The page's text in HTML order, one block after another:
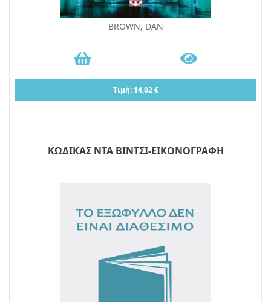
BROWN, DAN
Τιμή: 14,02 €
ΚΩΔΙΚΑΣ ΝΤΑ ΒΙΝΤΣΙ-ΕΙΚΟΝΟΓΡΑΦΗ